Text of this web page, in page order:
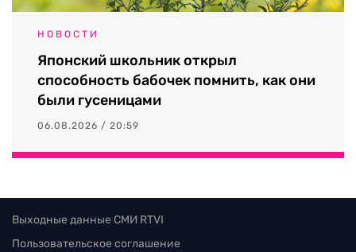
НОВОСТИ
Японский школьник открыл
способность бабочек помнить, как они
были гусеницами
06.08.2026 / 20:59
Выходные данные СМИ RTVI
Пользовательское соглашение